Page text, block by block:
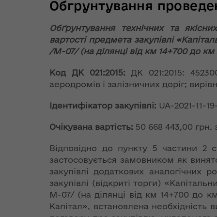
підрозділи
облдержадміністрації
адміністрації
Волинської області
Міські ради міст
обласного
значення
Територіальні
органи
Волинська
обласна Рада
Завдання
Графік прийому
громадян
Фінанси
Розпорядок
роботи
Оголошення про
конкурс
телефонів
Запобігання
корупції
Повідомити про
корупційне
правопорушення
громадян
трансформація
Центр підтримки
Дія.Бізнес у
Луцьку
міжнародного
співробітництва
Регуляторна
політика
Україна - НАТО
В Україні
відбуваються
масштабні
військові
навчання:
видовищне відео
Європейська
інтеграція
Євроінтеграційний
дайджест
Адміністративні
послуги та
дозвільна
закупівлі
року №
допомогу"
від 14
року №
допомогу"
ОДА і
Рішення
Волинської
комісії з
Обгрунтування
Обґрунтування технічних та
вартості предмета закупівлі
/М-07/ (на ділянці від км 14+700 до
Код ДК 021:2015: ДК 021:2015:
аеродромів і залізничних доріг;
Ідентифікатор закупівлі: UA-2021-11-
Очікувана вартість: 50 668 443,00 грн.
Відповідно до пункту 5 частини 2
застосовується замовником як
закупівлі додаткових
закупівлі (відкриті торги)
М-07/ (на ділянці від км 14+700 до
Капітал», встановлена